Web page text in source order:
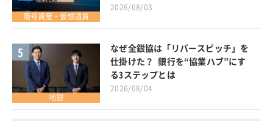
暗号資産・仮想通貨
2026/08/03
5
地銀
なぜ全銀協は「リバースピッチ」を
仕掛けた？ 銀行を“協業ハブ”にす
る3ステップとは
2026/08/04